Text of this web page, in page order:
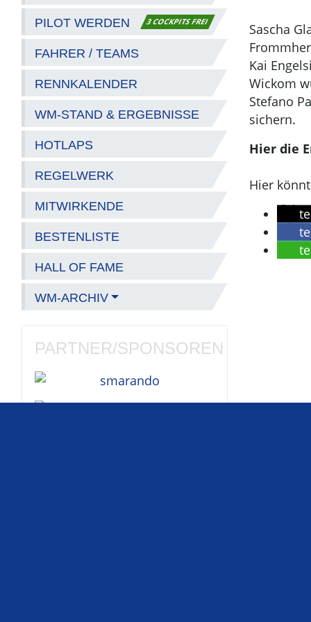
PILOT WERDEN 3 COCKPITS FREI
FAHRER / TEAMS
RENNKALENDER
WM-STAND & ERGEBNISSE
HOTLAPS
REGELWERK
MITWIRKENDE
BESTENLISTE
HALL OF FAME
WM-ARCHIV
PARTNER/SPONSOREN
Sascha
Kai
Wickom
Stefano
sichern.
Hier die
Hier